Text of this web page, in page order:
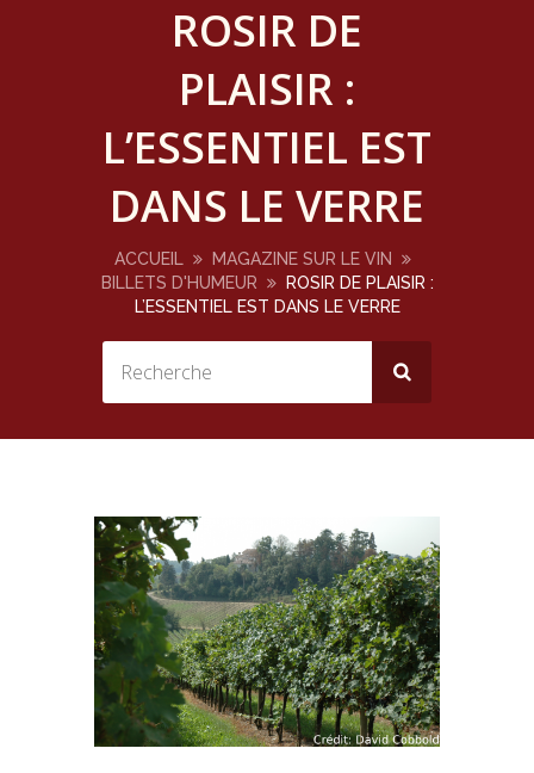
ROSIR DE
PLAISIR :
L’ESSENTIEL EST
DANS LE VERRE
ACCUEIL
MAGAZINE SUR LE VIN
BILLETS D'HUMEUR
ROSIR DE PLAISIR :
L’ESSENTIEL EST DANS LE VERRE